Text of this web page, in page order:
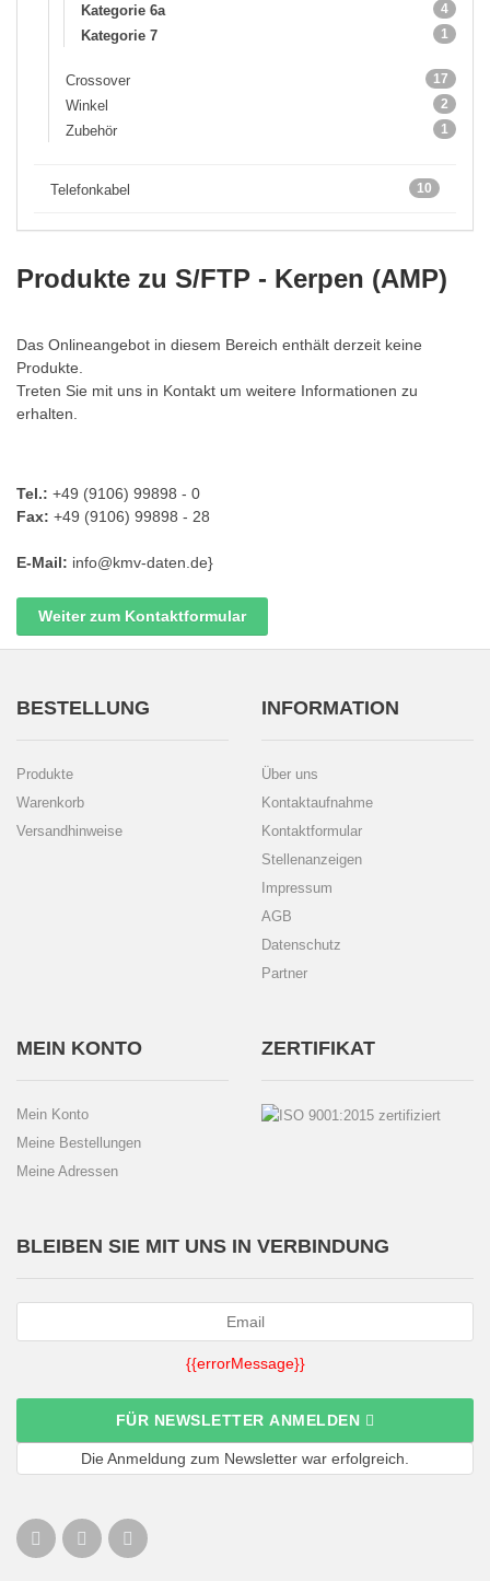
4
Kategorie 6a
1
Kategorie 7
17
Crossover
2
Winkel
1
Zubehör
10
Telefonkabel
Produkte zu S/FTP - Kerpen (AMP)
Das Onlineangebot in diesem Bereich enthält derzeit keine
Produkte.
Treten Sie mit uns in Kontakt um weitere Informationen zu
erhalten.
Tel.: +49 (9106) 99898 - 0
Fax: +49 (9106) 99898 - 28
E-Mail: info@kmv-daten.de}
Weiter zum Kontaktformular
BESTELLUNG
Produkte
Warenkorb
Versandhinweise
INFORMATION
Über uns
Kontaktaufnahme
Kontaktformular
Stellenanzeigen
Impressum
AGB
Datenschutz
Partner
MEIN KONTO
Mein Konto
Meine Bestellungen
Meine Adressen
ZERTIFIKAT
BLEIBEN SIE MIT UNS IN VERBINDUNG
{{errorMessage}}
FÜR NEWSLETTER ANMELDEN
Die Anmeldung zum Newsletter war erfolgreich.